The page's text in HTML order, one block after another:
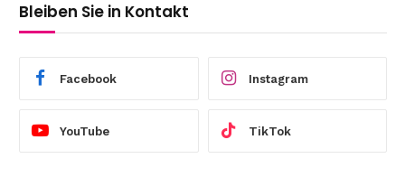
Bleiben Sie in Kontakt
Facebook Instagram
YouTube TikTok